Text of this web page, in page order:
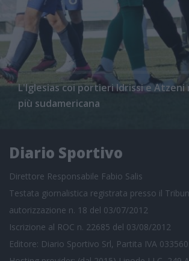
L'Iglesias coi portieri Idrissi e Atzeni
più sudamericana
Diario Sportivo
Direttore Responsabile Fabio Salis
Testata giornalistica registrata presso il
autorizzazione n. 18 del 03/07/2012
Iscrizione al ROC n. 22685 del 03/08/2012
Editore: Diario Sportivo Srl, Partita IVA